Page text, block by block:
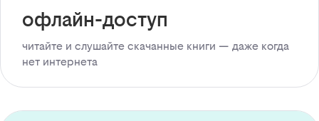
офлайн-доступ
читайте и слушайте скачанные книги — даже когда
нет интернета